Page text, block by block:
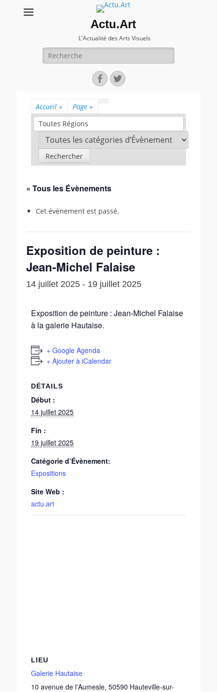
Actu.Art
L'Actualité des Arts Visuels
Recherche
pour:
Facebook
Twitter
Accueil » Page »
Toutes Régions
« Tous les Évènements
Cet évènement est passé.
Exposition de peinture :
Jean-Michel Falaise
14 juillet 2025 - 19 juillet 2025
Exposition de peinture : Jean-Michel Falaise
à la galerie Hautaise.
+ Google Agenda
+ Ajouter à iCalendar
DÉTAILS
Début :
14 juillet 2025
Fin :
19 juillet 2025
Catégorie d’Évènement:
Expositions
Site Web :
actu.art
LIEU
Galerie Hautaise
10 avenue de l'Aumesle, 50590 Hauteville-sur-